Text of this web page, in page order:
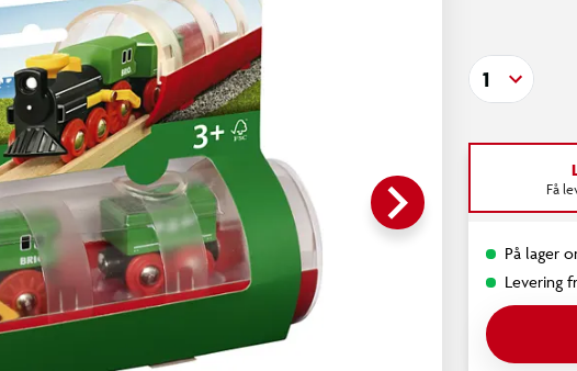
keyboard_arrow_right
1
Få
På lager
Levering